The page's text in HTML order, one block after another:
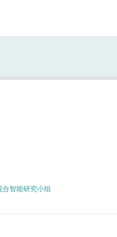
智能研究小组